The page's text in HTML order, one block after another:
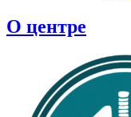
О центре